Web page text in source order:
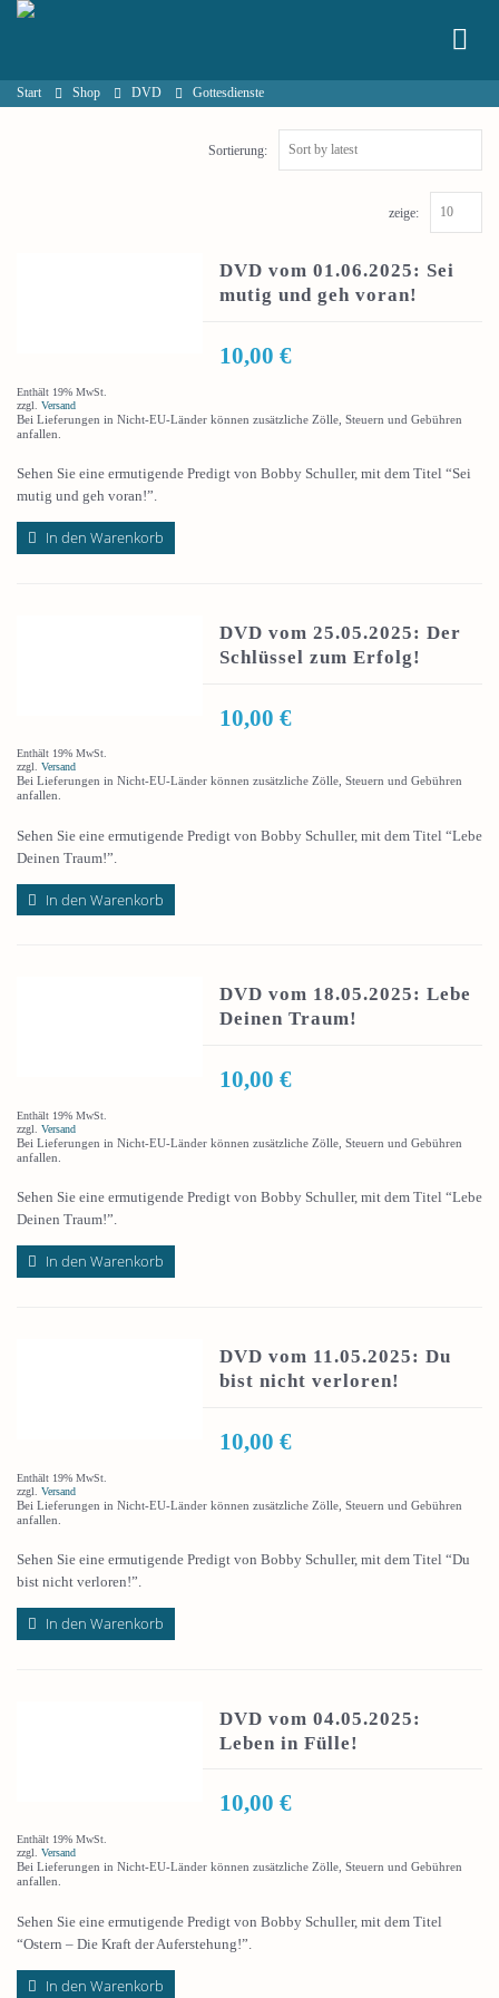
Start Shop DVD Gottesdienste
Sortierung:
zeige:
DVD vom 01.06.2025: Sei
mutig und geh voran!
10,00€
Enthält 19% MwSt.
zzgl. Versand
Bei Lieferungen in Nicht-EU-Länder können zusätzliche Zölle, Steuern und Gebühren
anfallen.
Sehen Sie eine ermutigende Predigt von Bobby Schuller, mit dem Titel “Sei
mutig und geh voran!”.
In den Warenkorb
DVD vom 25.05.2025: Der
Schlüssel zum Erfolg!
10,00€
Enthält 19% MwSt.
zzgl. Versand
Bei Lieferungen in Nicht-EU-Länder können zusätzliche Zölle, Steuern und Gebühren
anfallen.
Sehen Sie eine ermutigende Predigt von Bobby Schuller, mit dem Titel “Lebe
Deinen Traum!”.
In den Warenkorb
DVD vom 18.05.2025: Lebe
Deinen Traum!
10,00€
Enthält 19% MwSt.
zzgl. Versand
Bei Lieferungen in Nicht-EU-Länder können zusätzliche Zölle, Steuern und Gebühren
anfallen.
Sehen Sie eine ermutigende Predigt von Bobby Schuller, mit dem Titel “Lebe
Deinen Traum!”.
In den Warenkorb
DVD vom 11.05.2025: Du
bist nicht verloren!
10,00€
Enthält 19% MwSt.
zzgl. Versand
Bei Lieferungen in Nicht-EU-Länder können zusätzliche Zölle, Steuern und Gebühren
anfallen.
Sehen Sie eine ermutigende Predigt von Bobby Schuller, mit dem Titel “Du
bist nicht verloren!”.
In den Warenkorb
DVD vom 04.05.2025:
Leben in Fülle!
10,00€
Enthält 19% MwSt.
zzgl. Versand
Bei Lieferungen in Nicht-EU-Länder können zusätzliche Zölle, Steuern und Gebühren
anfallen.
Sehen Sie eine ermutigende Predigt von Bobby Schuller, mit dem Titel
“Ostern – Die Kraft der Auferstehung!”.
In den Warenkorb